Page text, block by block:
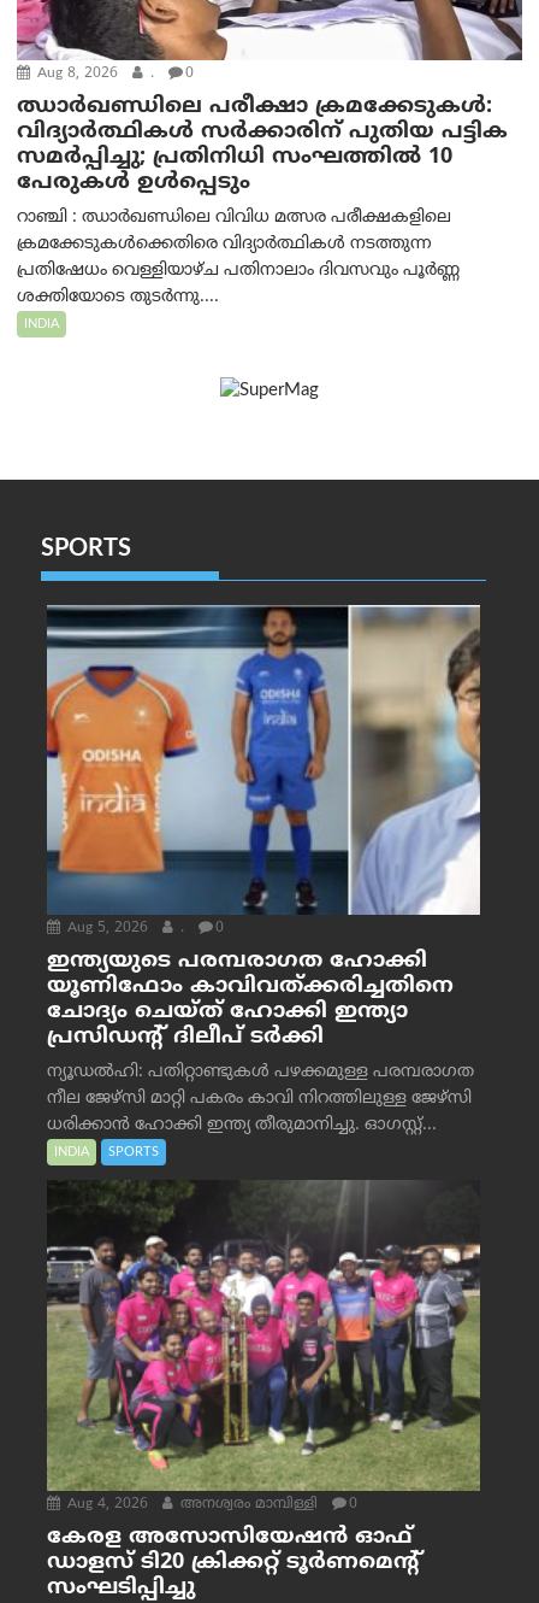
Aug 8, 2026 . 0
ഝാര്‍ഖണ്ഡിലെ പരീക്ഷാ ക്രമക്കേടുകള്‍:
വിദ്യാർത്ഥികൾ സർക്കാരിന് പുതിയ പട്ടിക
സമർപ്പിച്ചു; പ്രതിനിധി സംഘത്തിൽ 10
പേരുകൾ ഉൾപ്പെടും
റാഞ്ചി : ഝാർഖണ്ഡിലെ വിവിധ മത്സര പരീക്ഷകളിലെ
ക്രമക്കേടുകൾക്കെതിരെ വിദ്യാർത്ഥികൾ നടത്തുന്ന
പ്രതിഷേധം വെള്ളിയാഴ്ച പതിനാലാം ദിവസവും പൂർണ്ണ
ശക്തിയോടെ തുടർന്നു....
INDIA
SPORTS
Aug 5, 2026 . 0
ഇന്ത്യയുടെ പരമ്പരാഗത ഹോക്കി
യൂണിഫോം കാവിവത്ക്കരിച്ചതിനെ
ചോദ്യം ചെയ്ത് ഹോക്കി ഇന്ത്യാ
പ്രസിഡന്റ് ദിലീപ് ടര്‍ക്കി
ന്യൂഡൽഹി: പതിറ്റാണ്ടുകൾ പഴക്കമുള്ള പരമ്പരാഗത
നീല ജേഴ്‌സി മാറ്റി പകരം കാവി നിറത്തിലുള്ള ജേഴ്‌സി
ധരിക്കാൻ ഹോക്കി ഇന്ത്യ തീരുമാനിച്ചു. ഓഗസ്റ്റ്...
INDIA SPORTS
Aug 4, 2026 അനശ്വരം മാമ്പിള്ളി 0
കേരള അസോസിയേഷൻ ഓഫ്
ഡാളസ് ടി20 ക്രിക്കറ്റ് ടൂർണമെന്റ്
സംഘടിപ്പിച്ചു